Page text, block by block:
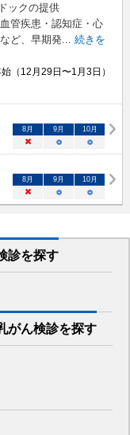
ックの提供
管疾患・認知症・心
ど、早期発... 続きを
（12月29日〜1月3日）
8月 9月 10月
× ○ ○
8月 9月 10月
× ○ ○
診を探す
がん検診を探す